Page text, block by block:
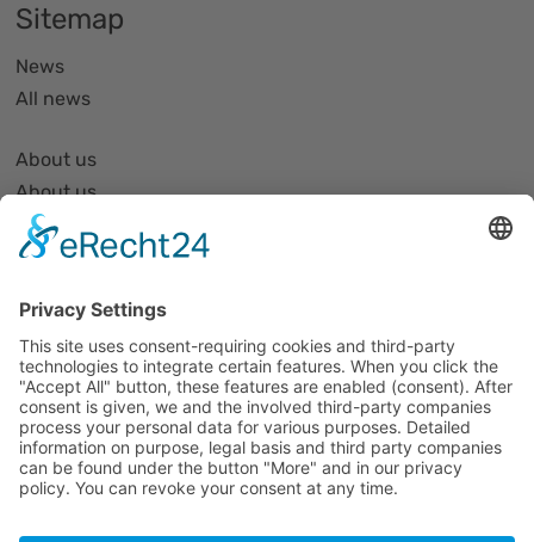
Sitemap
News
All news
About us
About us
Organization and Structure
Partner list and partner profiles
Events
All events
Jobs
Alle Jobs
Contact